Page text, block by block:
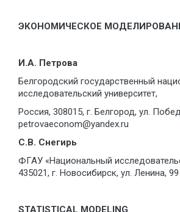
ЭКОНОМИЧЕСКОЕ
И.А. Петрова
Белгородский государственный
исследовательский университет,
Россия, 308015, г. Белгород, ул.
petrovaeconom@yandex.ru
С.В. Снегирь
ФГАУ «Национальный
435021, г. Новосибирск, ул. Ленина, 99
STATISTICAL MODELING